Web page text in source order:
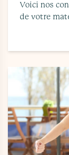
Voici nos
de votre